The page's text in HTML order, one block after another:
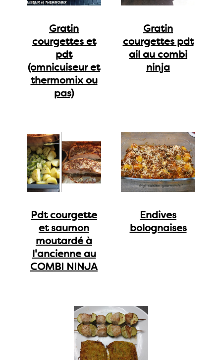
Gratin
courgettes et
pdt
(omnicuiseur et
thermomix ou
pas)
Gratin
courgettes pdt
ail au combi
ninja
Pdt courgette
et saumon
moutardé à
l'ancienne au
COMBI NINJA
Endives
bolognaises